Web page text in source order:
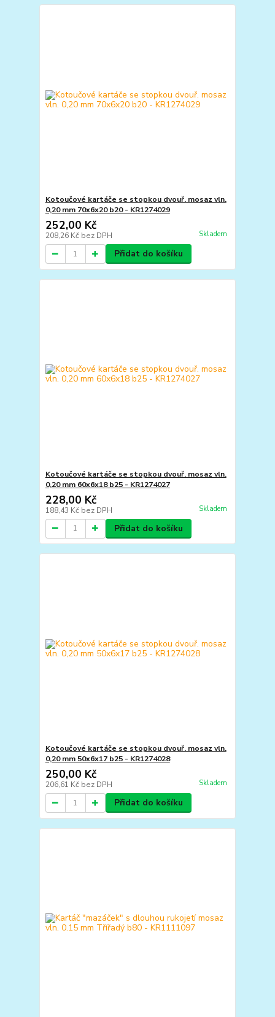
Kotoučové kartáče se stopkou dvouř. mosaz vln.
0,20 mm 70x6x20 b20 - KR1274029
252,00 Kč
208,26 Kč bez DPH Skladem
Přidat do košíku
Kotoučové kartáče se stopkou dvouř. mosaz vln.
0,20 mm 60x6x18 b25 - KR1274027
228,00 Kč
188,43 Kč bez DPH Skladem
Přidat do košíku
Kotoučové kartáče se stopkou dvouř. mosaz vln.
0,20 mm 50x6x17 b25 - KR1274028
250,00 Kč
206,61 Kč bez DPH Skladem
Přidat do košíku